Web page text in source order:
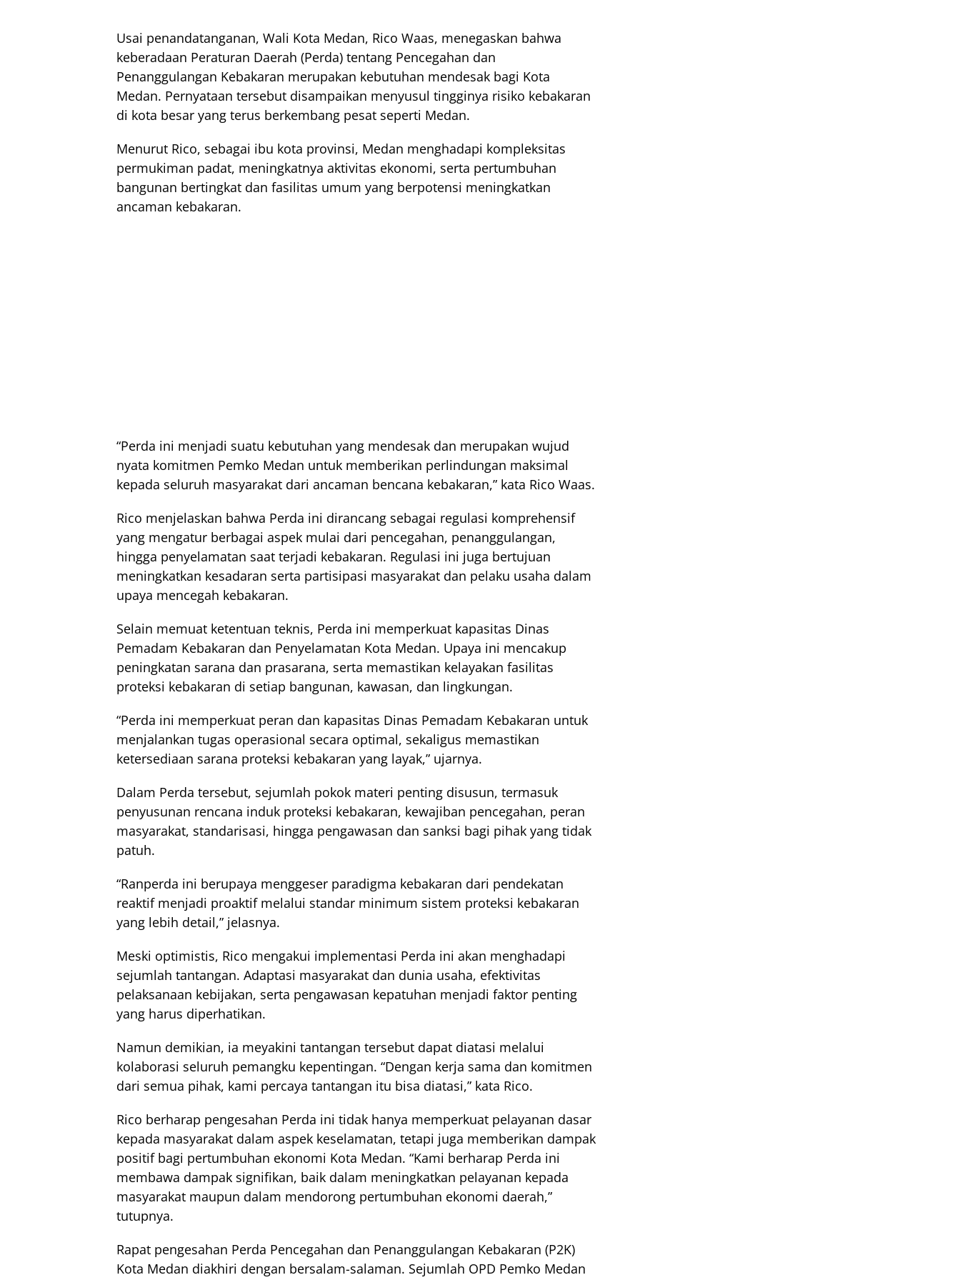
Usai penandatanganan, Wali Kota Medan, Rico Waas, menegaskan bahwa
keberadaan Peraturan Daerah (Perda) tentang Pencegahan dan
Penanggulangan Kebakaran merupakan kebutuhan mendesak bagi Kota
Medan. Pernyataan tersebut disampaikan menyusul tingginya risiko kebakaran
di kota besar yang terus berkembang pesat seperti Medan.
Menurut Rico, sebagai ibu kota provinsi, Medan menghadapi kompleksitas
permukiman padat, meningkatnya aktivitas ekonomi, serta pertumbuhan
bangunan bertingkat dan fasilitas umum yang berpotensi meningkatkan
ancaman kebakaran.
“Perda ini menjadi suatu kebutuhan yang mendesak dan merupakan wujud
nyata komitmen Pemko Medan untuk memberikan perlindungan maksimal
kepada seluruh masyarakat dari ancaman bencana kebakaran,” kata Rico Waas.
Rico menjelaskan bahwa Perda ini dirancang sebagai regulasi komprehensif
yang mengatur berbagai aspek mulai dari pencegahan, penanggulangan,
hingga penyelamatan saat terjadi kebakaran. Regulasi ini juga bertujuan
meningkatkan kesadaran serta partisipasi masyarakat dan pelaku usaha dalam
upaya mencegah kebakaran.
Selain memuat ketentuan teknis, Perda ini memperkuat kapasitas Dinas
Pemadam Kebakaran dan Penyelamatan Kota Medan. Upaya ini mencakup
peningkatan sarana dan prasarana, serta memastikan kelayakan fasilitas
proteksi kebakaran di setiap bangunan, kawasan, dan lingkungan.
“Perda ini memperkuat peran dan kapasitas Dinas Pemadam Kebakaran untuk
menjalankan tugas operasional secara optimal, sekaligus memastikan
ketersediaan sarana proteksi kebakaran yang layak,” ujarnya.
Dalam Perda tersebut, sejumlah pokok materi penting disusun, termasuk
penyusunan rencana induk proteksi kebakaran, kewajiban pencegahan, peran
masyarakat, standarisasi, hingga pengawasan dan sanksi bagi pihak yang tidak
patuh.
“Ranperda ini berupaya menggeser paradigma kebakaran dari pendekatan
reaktif menjadi proaktif melalui standar minimum sistem proteksi kebakaran
yang lebih detail,” jelasnya.
Meski optimistis, Rico mengakui implementasi Perda ini akan menghadapi
sejumlah tantangan. Adaptasi masyarakat dan dunia usaha, efektivitas
pelaksanaan kebijakan, serta pengawasan kepatuhan menjadi faktor penting
yang harus diperhatikan.
Namun demikian, ia meyakini tantangan tersebut dapat diatasi melalui
kolaborasi seluruh pemangku kepentingan. “Dengan kerja sama dan komitmen
dari semua pihak, kami percaya tantangan itu bisa diatasi,” kata Rico.
Rico berharap pengesahan Perda ini tidak hanya memperkuat pelayanan dasar
kepada masyarakat dalam aspek keselamatan, tetapi juga memberikan dampak
positif bagi pertumbuhan ekonomi Kota Medan. “Kami berharap Perda ini
membawa dampak signifikan, baik dalam meningkatkan pelayanan kepada
masyarakat maupun dalam mendorong pertumbuhan ekonomi daerah,”
tutupnya.
Rapat pengesahan Perda Pencegahan dan Penanggulangan Kebakaran (P2K)
Kota Medan diakhiri dengan bersalam-salaman. Sejumlah OPD Pemko Medan